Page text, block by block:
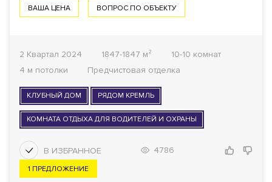
ВАША ЦЕНА ВОПРОС ПО ОБЪЕКТУ
2 Квартал 2024 1847-1847 м²
10-10 комнат
4 м потолки
Предчистовая отделка
КЛУБНЫЙ ДОМ РЯДОМ КРЕМЛЬ
КОМНАТА ОТДЫХА ДЛЯ ВОДИТЕЛЕЙ И ОХРАНЫ
4786
1 ПРЕДЛОЖЕНИЕ